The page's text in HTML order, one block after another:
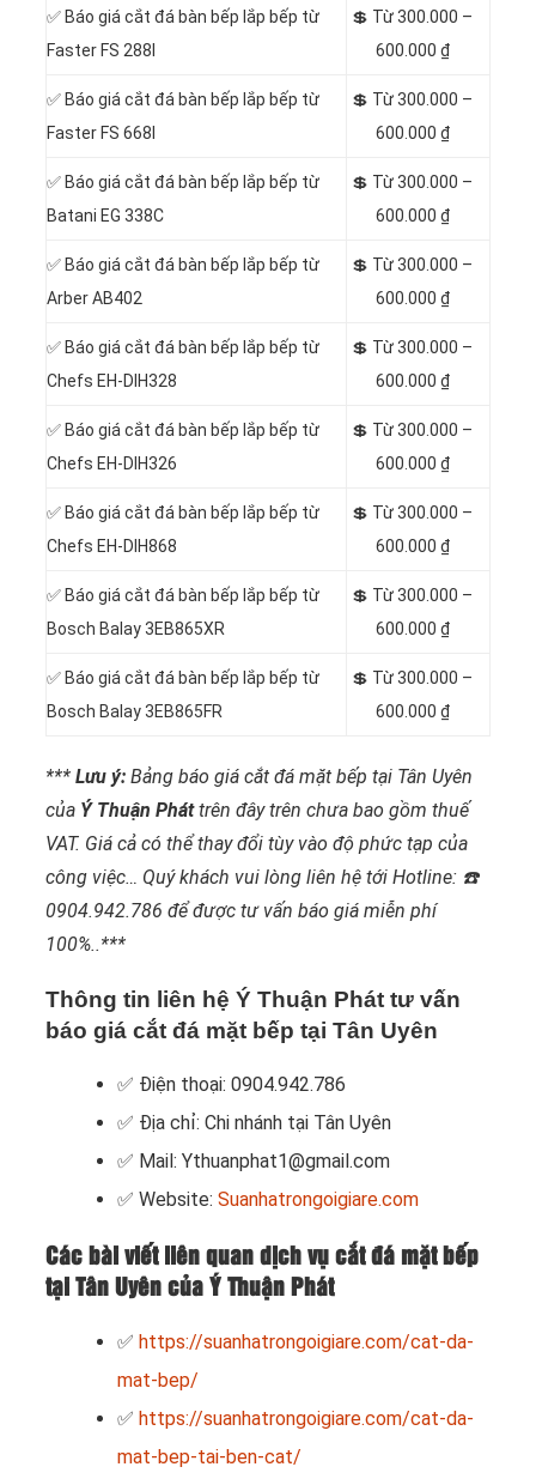
✅ Báo giá cắt đá bàn bếp lắp bếp từ
Faster FS 288I
💲 Từ 300.000 –
600.000 ₫
✅ Báo giá cắt đá bàn bếp lắp bếp từ
Faster FS 668I
💲 Từ 300.000 –
600.000 ₫
✅ Báo giá cắt đá bàn bếp lắp bếp từ
Batani EG 338C
💲 Từ 300.000 –
600.000 ₫
✅ Báo giá cắt đá bàn bếp lắp bếp từ
Arber AB402
💲 Từ 300.000 –
600.000 ₫
✅ Báo giá cắt đá bàn bếp lắp bếp từ
Chefs EH-DIH328
💲 Từ 300.000 –
600.000 ₫
✅ Báo giá cắt đá bàn bếp lắp bếp từ
Chefs EH-DIH326
💲 Từ 300.000 –
600.000 ₫
✅ Báo giá cắt đá bàn bếp lắp bếp từ
Chefs EH-DIH868
💲 Từ 300.000 –
600.000 ₫
✅ Báo giá cắt đá bàn bếp lắp bếp từ
Bosch Balay 3EB865XR
💲 Từ 300.000 –
600.000 ₫
✅ Báo giá cắt đá bàn bếp lắp bếp từ
Bosch Balay 3EB865FR
💲 Từ 300.000 –
600.000 ₫
*** Lưu ý: Bảng báo giá cắt đá mặt bếp tại Tân Uyên
của Ý Thuận Pháttrên đây trên chưa bao gồm thuế
VAT. Giá cả có thể thay đổi tùy vào độ phức tạp của
công việc… Quý khách vui lòng liên hệ tới Hotline: ☎️
0904.942.786 để được tư vấn báo giá miễn phí
100%..***
Thông tin liên hệ Ý Thuận Phát tư vấn
báo giá cắt đá mặt bếp tại Tân Uyên
✅ Điện thoại: 0904.942.786
✅ Địa chỉ: Chi nhánh tại Tân Uyên
✅ Mail: Ythuanphat1@gmail.com
✅ Website: Suanhatrongoigiare.com
Các bài viết liên quan dịch vụ cắt đá mặt bếp
tại Tân Uyên của Ý Thuận Phát
✅ https://suanhatrongoigiare.com/cat-da-
mat-bep/
✅ https://suanhatrongoigiare.com/cat-da-
mat-bep-tai-ben-cat/